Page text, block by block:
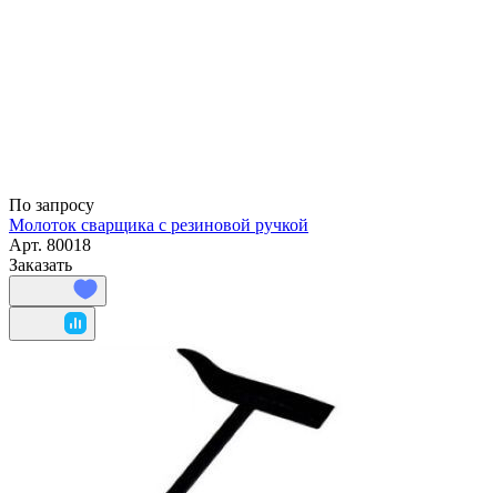
По запросу
Молоток сварщика с резиновой ручкой
Арт. 80018
Заказать